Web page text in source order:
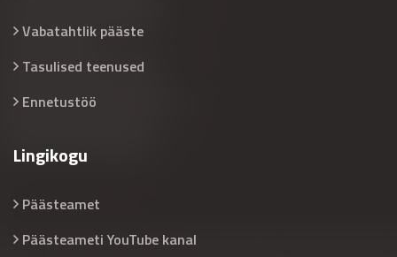
Vabatahtlik pääste
Tasulised teenused
Ennetustöö
Lingikogu
Päästeamet
Päästeameti YouTube kanal